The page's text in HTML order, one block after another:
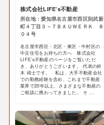
株式会社LIFE’s不動産
所在地：愛知県名古屋市西区則武新
町４丁目３－７ＢＡＵＷＥＲＫ ８
０４号
名古屋市西区・北区・東区・中村区の
中古住宅をお持ちの方へ 株式会社
LIFE’s不動産のページをご覧いただ
き、ありがとうございます。 代表の鈴
木 靖士です。 私は、大手不動産会社
での勤務経験を含め、これまで不動産
業界で20年以上、さまざまな不動産の
ご相談に携わってきました。 そ ...